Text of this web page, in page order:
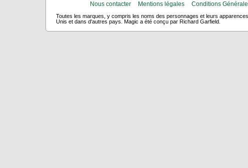
Nous contacter Mentions légales Conditions
Toutes les marques, y compris les noms des personnages et leurs
Unis et dans d'autres pays. Magic a été conçu par Richard Garfield.